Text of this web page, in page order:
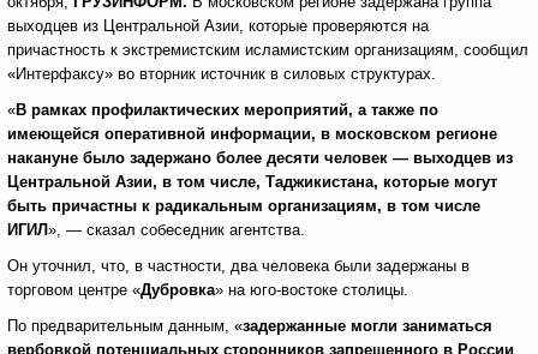
выходцев из Центральной Азии, которые проверяются на
причастность к экстремистским исламистским организациям, сообщил
«Интерфаксу» во вторник источник в силовых структурах.
«В рамках профилактических мероприятий, а также по
имеющейся оперативной информации, в московском регионе
накануне было задержано более десяти человек — выходцев из
Центральной Азии, в том числе, Таджикистана, которые могут
быть причастны к радикальным организациям, в том числе
ИГИЛ», — сказал собеседник агентства.
Он уточнил, что, в частности, два человека были задержаны в
торговом центре «Дубровка» на юго-востоке столицы.
По предварительным данным, «задержанные могли заниматься
вербовкой потенциальных сторонников запрещенного в России